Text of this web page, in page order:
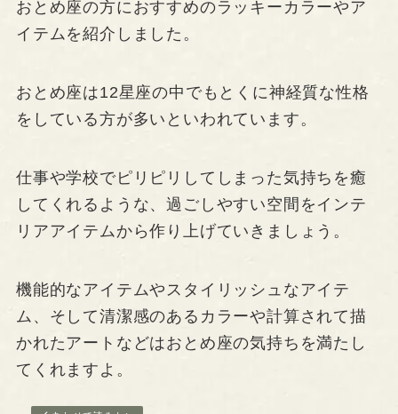
おとめ座の方におすすめのラッキーカラーやア
イテムを紹介しました。
おとめ座は12星座の中でもとくに神経質な性格
をしている方が多いといわれています。
仕事や学校でピリピリしてしまった気持ちを癒
してくれるような、過ごしやすい空間をインテ
リアアイテムから作り上げていきましょう。
機能的なアイテムやスタイリッシュなアイテ
ム、そして清潔感のあるカラーや計算されて描
かれたアートなどはおとめ座の気持ちを満たし
てくれますよ。